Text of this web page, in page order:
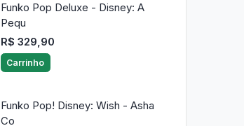
Funko Pop Deluxe - Disney: A
Pequ
R$ 329,90
Carrinho
Funko Pop! Disney: Wish - Asha
Co